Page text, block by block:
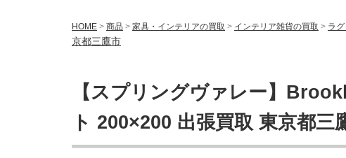
HOME > 商品 > 家具・インテリアの買取 > インテリア雑貨の買取 > ラ
京都三鷹市
【スプリングヴァレー】
ト 200×200 出張買取 東京都三